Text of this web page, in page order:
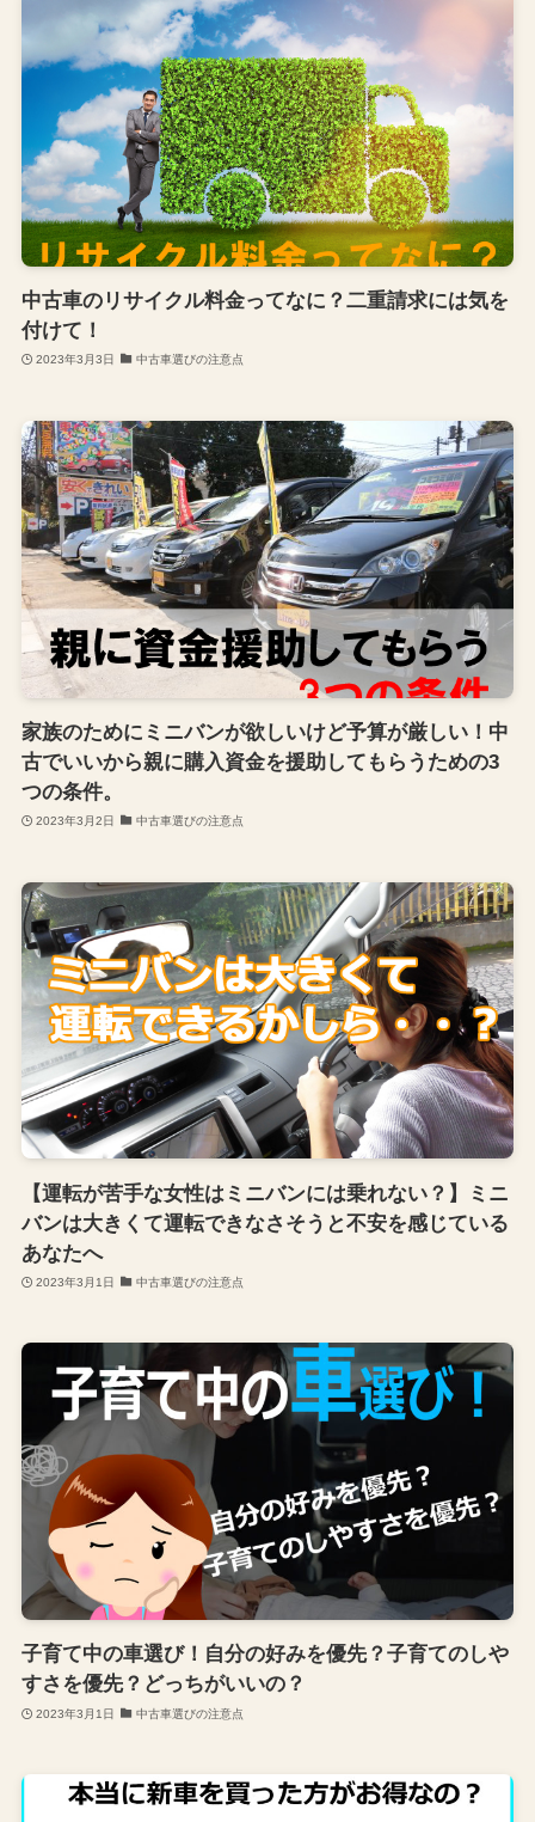
中古車のリサイクル料金ってなに？二重請求には気を
付けて！
2023年3月3日 中古車選びの注意点
家族のためにミニバンが欲しいけど予算が厳しい！中
古でいいから親に購入資金を援助してもらうための3
つの条件。
2023年3月2日 中古車選びの注意点
【運転が苦手な女性はミニバンには乗れない？】ミニ
バンは大きくて運転できなさそうと不安を感じている
あなたへ
2023年3月1日 中古車選びの注意点
子育て中の車選び！自分の好みを優先？子育てのしや
すさを優先？どっちがいいの？
2023年3月1日 中古車選びの注意点